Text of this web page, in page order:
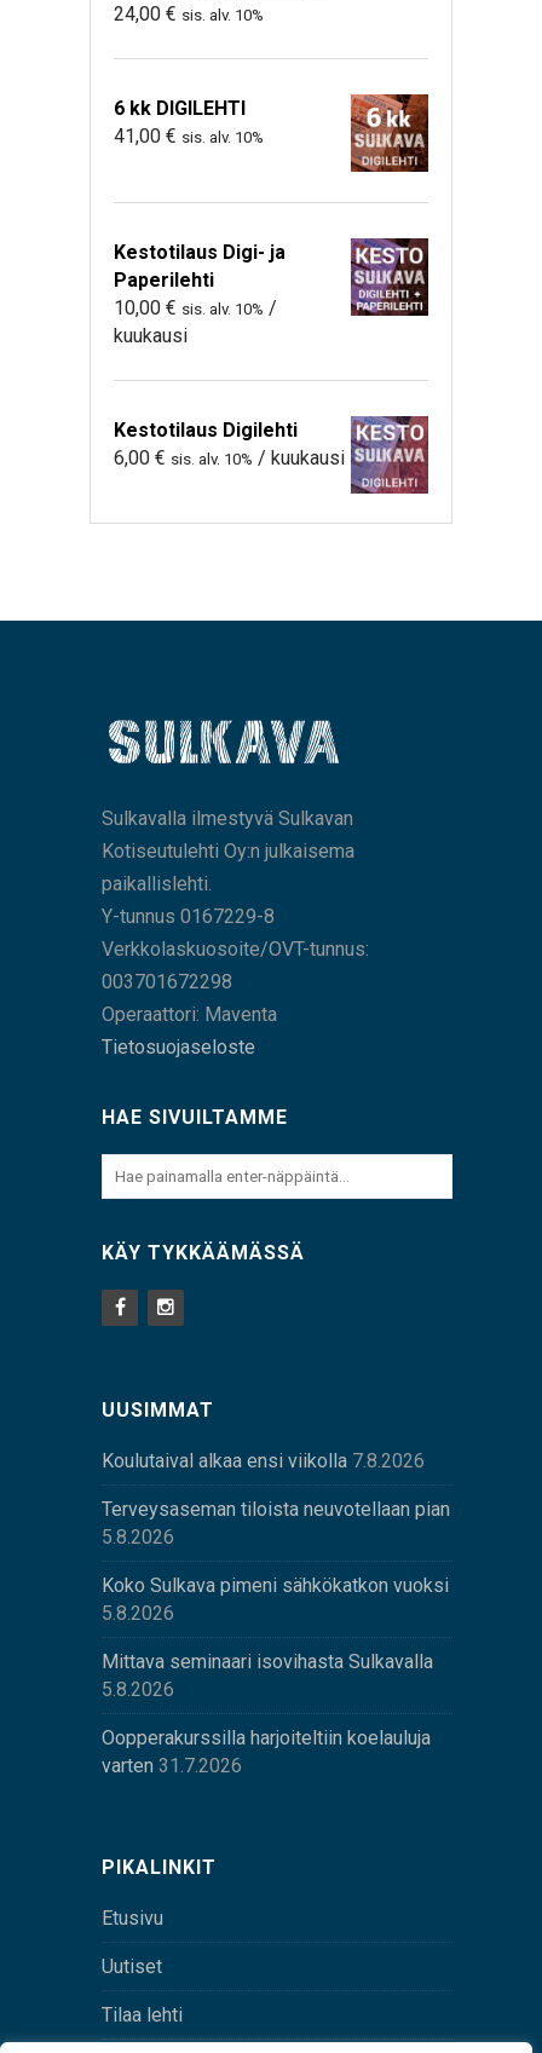
24,00 € sis. alv. 10%
6 kk DIGILEHTI
41,00 € sis. alv. 10%
Kestotilaus Digi- ja
Paperilehti
10,00 € sis. alv. 10% /
kuukausi
Kestotilaus Digilehti
6,00 € sis. alv. 10% / kuukausi
Sulkavalla ilmestyvä Sulkavan
Kotiseutulehti Oy:n julkaisema
paikallislehti.
Y-tunnus 0167229-8
Verkkolaskuosoite/OVT-tunnus:
003701672298
Operaattori: Maventa
Tietosuojaseloste
HAE SIVUILTAMME
KÄY TYKKÄÄMÄSSÄ
UUSIMMAT
Koulutaival alkaa ensi viikolla 7.8.2026
Terveysaseman tiloista neuvotellaan pian
5.8.2026
Koko Sulkava pimeni sähkökatkon vuoksi
5.8.2026
Mittava seminaari isovihasta Sulkavalla
5.8.2026
Oopperakurssilla harjoiteltiin koelauluja
varten 31.7.2026
PIKALINKIT
Etusivu
Uutiset
Tilaa lehti